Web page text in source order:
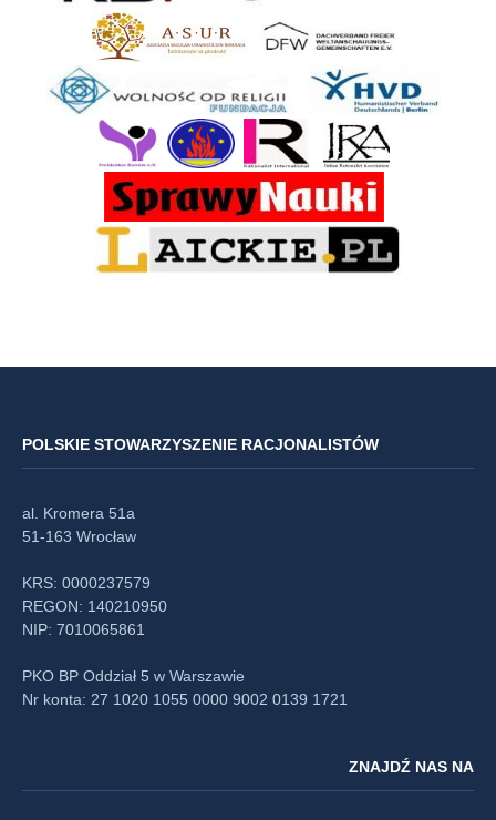
POLSKIE STOWARZYSZENIE RACJONALISTÓW
al. Kromera 51a
51-163 Wrocław
KRS: 0000237579
REGON: 140210950
NIP: 7010065861
PKO BP Oddział 5 w Warszawie
Nr konta: 27 1020 1055 0000 9002 0139 1721
ZNAJDŹ NAS NA